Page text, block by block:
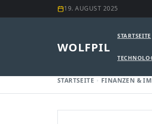
19. AUGUST 2025
WOLFPIL
STARTSEITE
STARTSEITE FINANZEN &